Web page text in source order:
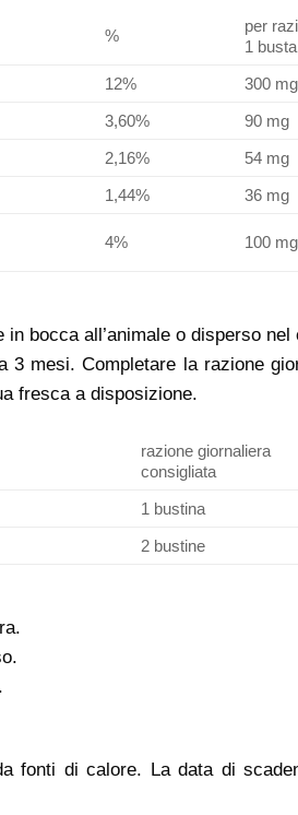
%
per
1
12%
300 mg
3,60% 90 mg
2,16% 54 mg
1,44% 36 mg
4% 100 mg
bocca all’animale o disperso nel
mesi. Completare la razione
fresca a disposizione.
razione giornaliera
consigliata
1 bustina
2 bustine
fonti di calore. La data di